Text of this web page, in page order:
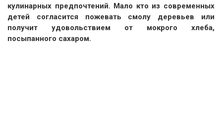
кулинарных предпочтений. Мало кто из современных
детей согласится пожевать смолу деревьев или
получит удовольствием от мокрого хлеба,
посыпанного сахаром.